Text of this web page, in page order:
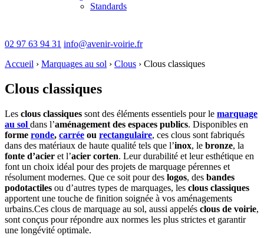
Standards
02 97 63 94 31 info@avenir-voirie.fr
Accueil › Marquages au sol › Clous › Clous classiques
Clous classiques
Les clous classiques sont des éléments essentiels pour le marquage
au sol dans l’aménagement des espaces publics. Disponibles en
forme ronde, carrée ou rectangulaire, ces clous sont fabriqués
dans des matériaux de haute qualité tels que l’inox, le bronze, la
fonte d’acier et l’acier corten. Leur durabilité et leur esthétique en
font un choix idéal pour des projets de marquage pérennes et
résolument modernes. Que ce soit pour des logos, des bandes
podotactiles ou d’autres types de marquages, les clous classiques
apportent une touche de finition soignée à vos aménagements
urbains.Ces clous de marquage au sol, aussi appelés clous de voirie,
sont conçus pour répondre aux normes les plus strictes et garantir
une longévité optimale.